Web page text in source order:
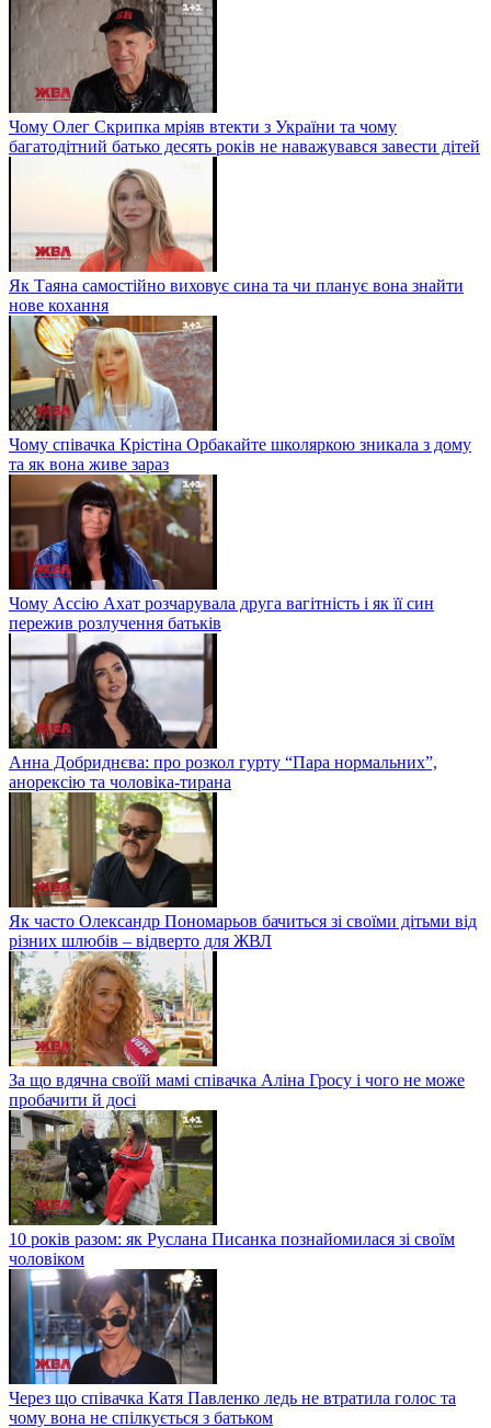
Чому Олег Скрипка мріяв втекти з України та чому
багатодітний батько десять років не наважувався завести дітей
Як Таяна самостійно виховує сина та чи планує вона знайти
нове кохання
Чому співачка Крістіна Орбакайте школяркою зникала з дому
та як вона живе зараз
Чому Ассію Ахат розчарувала друга вагітність і як її син
пережив розлучення батьків
Анна Добриднєва: про розкол гурту “Пара нормальних”,
анорексію та чоловіка-тирана
Як часто Олександр Пономарьов бачиться зі своїми дітьми від
різних шлюбів – відверто для ЖВЛ
За що вдячна своїй мамі співачка Аліна Гросу і чого не може
пробачити й досі
10 років разом: як Руслана Писанка познайомилася зі своїм
чоловіком
Через що співачка Катя Павленко ледь не втратила голос та
чому вона не спілкується з батьком